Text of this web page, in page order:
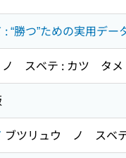
: “勝つ”ための実用
スベテ : カツ タ
ブツリュウ ノ スベ